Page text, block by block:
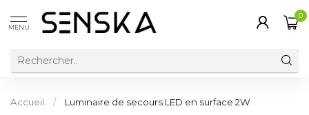
MENU
0
Accueil / Luminaire de secours LED en surface 2W